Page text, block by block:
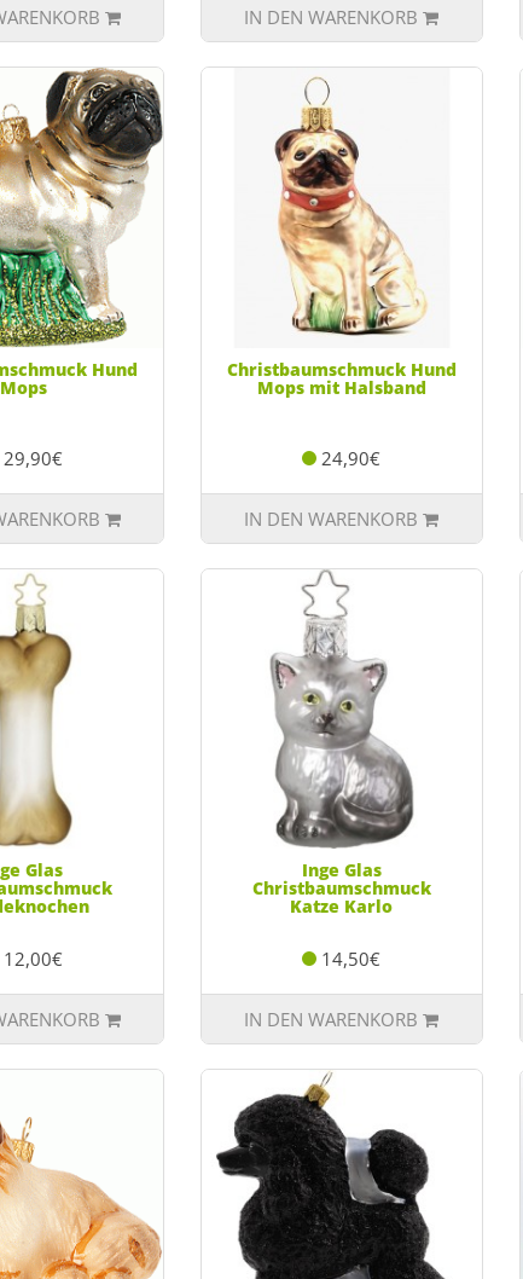
IN DEN WARENKORB
Hund
Mops
Christbaumschmuck Hund
Mops mit Halsband
24,90€
IN DEN WARENKORB
Glas Inge Glas
Christbaumschmuck
Katze Karlo
14,50€
IN DEN WARENKORB